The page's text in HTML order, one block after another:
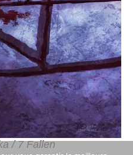
/ 7 Fallen